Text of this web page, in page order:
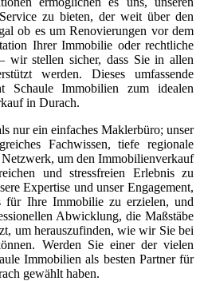
zu bieten, der weit über den
ob es um Renovierungen vor dem
Ihrer Immobilie oder rechtliche
wir stellen sicher, dass Sie in allen
werden. Dieses umfassende
Schaule Immobilien zum idealen
in Durach.
nur ein einfaches Maklerbüro; unser
Fachwissen, tiefe regionale
um den Immobilienverkauf
und stressfreien Erlebnis zu
Expertise und unser Engagement,
für Ihre Immobilie zu erzielen, und
Abwicklung, die Maßstäbe
um herauszufinden, wie wir Sie bei
Werden Sie einer der vielen
Immobilien als besten Partner für
gewählt haben.